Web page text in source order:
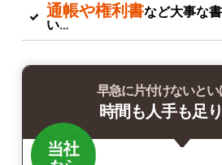
通帳や権利書など大事な
い…
早急に片付けないと
時間も人手も足